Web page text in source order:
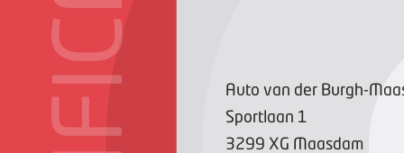
Auto van der Burgh-
Sportlaan 1
3299 XG Maasdam